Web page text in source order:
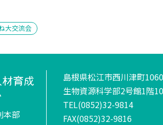
大交流会
本部
島根県松江市西川津町1060
生物資源科学部2号館1階
TEL(0852)32-9814
FAX(0852)32-9816